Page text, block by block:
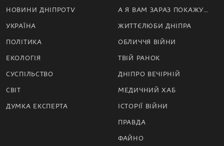
НОВИНИ ДНІПРОTV
УКРАЇНА
ПОЛІТИКА
ЕКОЛОГІЯ
СУСПІЛЬСТВО
СВІТ
ДУМКА ЕКСПЕРТА
А Я ВАМ ЗАРАЗ ПОКАЖУ…
ЖИТТЄЛЮБИ ДНІПРА
ОБЛИЧЧЯ ВІЙНИ
ТВІЙ РАНОК
ДНІПРО ВЕЧІРНІЙ
МЕДИЧНИЙ ХАБ
ІСТОРІЇ ВІЙНИ
ПРАВДА
ФАЙНО